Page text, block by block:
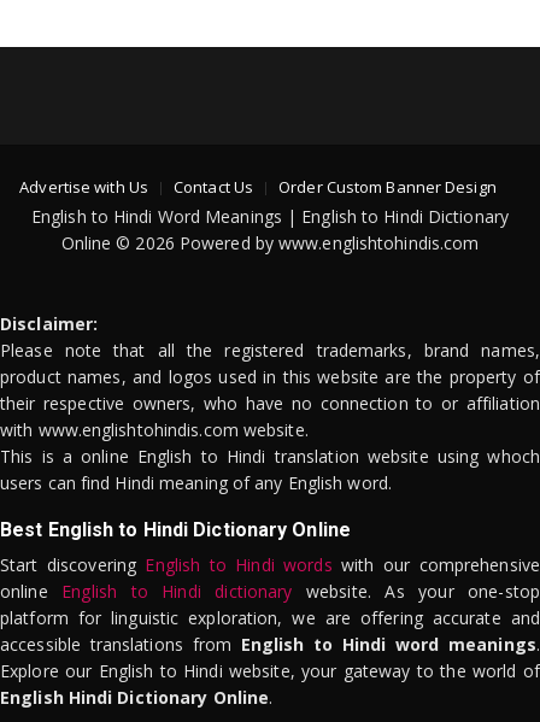
Advertise with Us Contact Us Order Custom Banner Design
English to Hindi Word Meanings | English to Hindi Dictionary
Online © 2026 Powered by www.englishtohindis.com
Disclaimer:
Please note that all the registered trademarks, brand names,
product names, and logos used in this website are the property of
their respective owners, who have no connection to or affiliation
with www.englishtohindis.com website.
This is a online English to Hindi translation website using whoch
users can find Hindi meaning of any English word.
Best English to Hindi Dictionary Online
Start discovering English to Hindi words with our comprehensive
online English to Hindi dictionary website. As your one-stop
platform for linguistic exploration, we are offering accurate and
accessible translations from English to Hindi word meanings.
Explore our English to Hindi website, your gateway to the world of
English Hindi Dictionary Online.